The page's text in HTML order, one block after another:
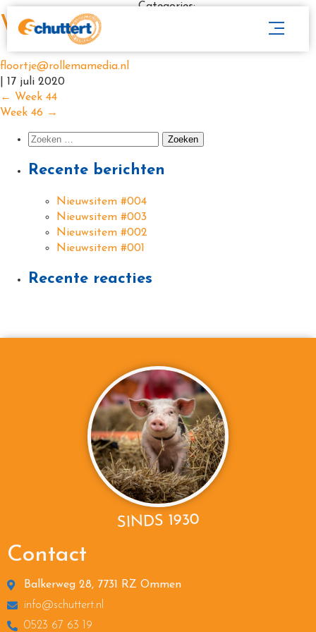
Week 45
floortje@rollemamedia.nl
17 juli 2020
Categories:
← Week 44
Week 46 →
Recente berichten
Nieuwsitem #004
Nieuwsitem #003
Nieuwsitem #002
Nieuwsitem #001
Recente reacties
SINDS 1930
Contact
Balkerweg 28, 7731 RZ Ommen
info@schuttert.nl
0523 67 63 19